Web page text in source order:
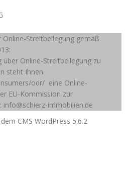
Streitbeilegung gemäß
Online-Streitbeilegung zu
steht Ihnen
odr/ eine Online-
EU-Kommission zur
info@schierz-immobilien.de
CMS WordPress 5.6.2